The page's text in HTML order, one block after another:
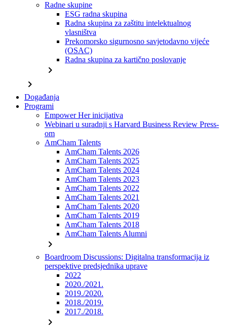
Radne skupine
ESG radna skupina
Radna skupina za zaštitu intelektualnog
vlasništva
Prekomorsko sigurnosno savjetodavno vijeće
(OSAC)
Radna skupina za kartično poslovanje
chevron_right
chevron_right
Događanja
Programi
Empower Her inicijativa
Webinari u suradnji s Harvard Business Review Press-
om
AmCham Talents
AmCham Talents 2026
AmCham Talents 2025
AmCham Talents 2024
AmCham Talents 2023
AmCham Talents 2022
AmCham Talents 2021
AmCham Talents 2020
AmCham Talents 2019
AmCham Talents 2018
AmCham Talents Alumni
chevron_right
Boardroom Discussions: Digitalna transformacija iz
perspektive predsjednika uprave
2022
2020./2021.
2019./2020.
2018./2019.
2017./2018.
chevron_right